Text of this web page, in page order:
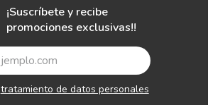
¡Suscríbete y recibe
promociones exclusivas!!
tratamiento de datos personales